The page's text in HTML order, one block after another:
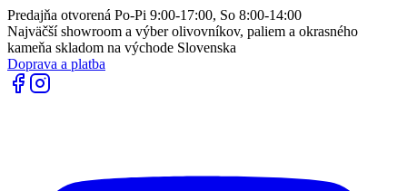
Predajňa otvorená Po-Pi 9:00-17:00, So 8:00-14:00
Najväčší showroom a výber olivovníkov, paliem a okrasného
kameňa skladom na východe Slovenska
Doprava a platba